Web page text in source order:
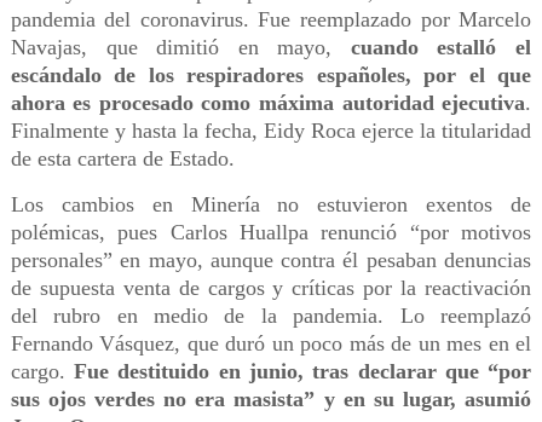
pandemia del coronavirus. Fue reemplazado por Marcelo
Navajas, que dimitió en mayo, cuando estalló el
escándalo de los respiradores españoles, por el que
ahora es procesado como máxima autoridad ejecutiva.
Finalmente y hasta la fecha, Eidy Roca ejerce la titularidad
de esta cartera de Estado.
Los cambios en Minería no estuvieron exentos de
polémicas, pues Carlos Huallpa renunció “por motivos
personales” en mayo, aunque contra él pesaban denuncias
de supuesta venta de cargos y críticas por la reactivación
del rubro en medio de la pandemia. Lo reemplazó
Fernando Vásquez, que duró un poco más de un mes en el
cargo.Fue destituido en junio, tras declarar que “por
sus ojos verdes no era masista” y en su lugar, asumió